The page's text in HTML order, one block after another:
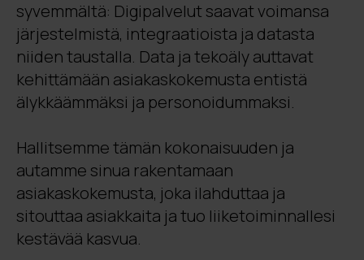
syvemmältä: Digipalvelut saavat voimansa
järjestelmistä, integraatioista ja datasta
niiden taustalla. Data ja tekoäly auttavat
kehittämään asiakaskokemusta entistä
älykkäämmäksi ja personoidummaksi.
Hallitsemme tämän kokonaisuuden ja
autamme sinua rakentamaan
asiakaskokemusta, joka ilahduttaa ja
sitouttaa asiakkaita ja tuo liiketoiminnallesi
kestävää kasvua.